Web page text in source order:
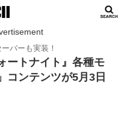
バーも実装！
ートナイト』各種モ
コンテンツが5月3日